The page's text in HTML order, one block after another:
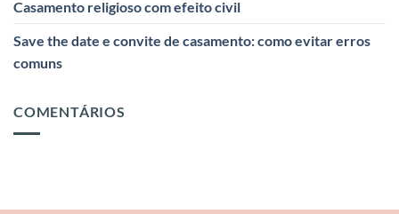
Casamento religioso com efeito civil
Save the date e convite de casamento: como evitar erros
comuns
COMENTÁRIOS